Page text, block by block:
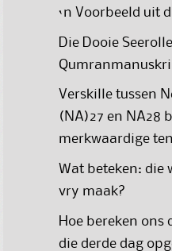
‘n Voorbeeld uit
Die Dooie
Verskille tussen
(NA)27 en NA28
merkwaardige
Wat beteken: die
vry maak?
Hoe bereken ons
die derde dag